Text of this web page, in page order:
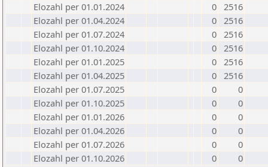
Elozahl per 01.01.2024
0 2516
Elozahl per 01.04.2024
0 2516
Elozahl per 01.07.2024
0 2516
Elozahl per 01.10.2024
0 2516
Elozahl per 01.01.2025
0 2516
Elozahl per 01.04.2025
0 2516
Elozahl per 01.07.2025
0
0
Elozahl per 01.10.2025
0
0
Elozahl per 01.01.2026
0
0
Elozahl per 01.04.2026
0
0
Elozahl per 01.07.2026
0
0
Elozahl per 01.10.2026
0 0